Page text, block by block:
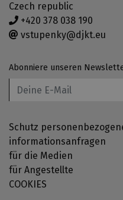
Czech republic
+420 378 038 190
vstupenky@djkt.eu
Abonniere unseren
Schutz
informationsanfragen
für die Medien
für Angestellte
COOKIES